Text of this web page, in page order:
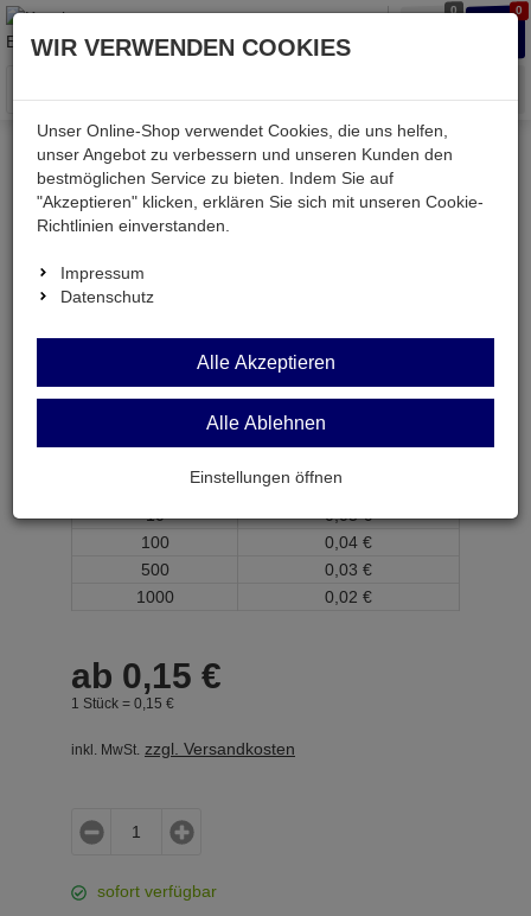
0 0
Menü
Weiter einkaufen Kessler electronic M1206 232K
M1206 232K
SMD-Widerstand 232 KOhm 1% 0,25W BF 1206
559600;0
0,15
10
0,05 €
100
0, 04 €
500
0, 03 €
1000
0, 02 €
ab 0,15 €
1 Stück = 0, 15 €
inkl. MwSt. zzgl. Versandkosten
sofort verfügbar
WIR VERWENDEN COOKIES
Unser Online-Shop verwendet Cookies, die uns helfen,
unser Angebot zu verbessern und unseren Kunden den
bestmöglichen Service zu bieten. Indem Sie auf
"Akzeptieren" klicken, erklären Sie sich mit unseren Cookie-
Richtlinien einverstanden.
Impressum
Datenschutz
Alle Akzeptieren
Alle Ablehnen
Einstellungen öffnen